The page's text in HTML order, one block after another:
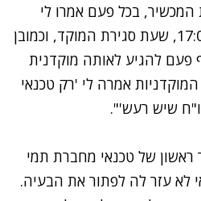
המכשיר, בכל פעם אמרו לי
שיחזרו אליי עד השעה 17:00, שעת סגירת המוקד, וכמובן
פעם להגיע לאותה מוקדנית
אמרה לי 'רק טכנאי
שיש רעש'".
ראשון של טכנאי מחברת תמי
לא עזר לה לפתור את הבעיה.